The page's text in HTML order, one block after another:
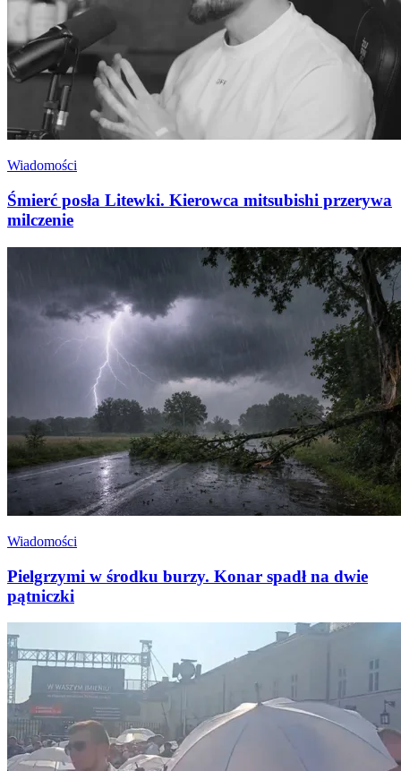
Wiadomości
Śmierć posła Litewki. Kierowca mitsubishi przerywa
milczenie
Wiadomości
Pielgrzymi w środku burzy. Konar spadł na dwie
pątniczki